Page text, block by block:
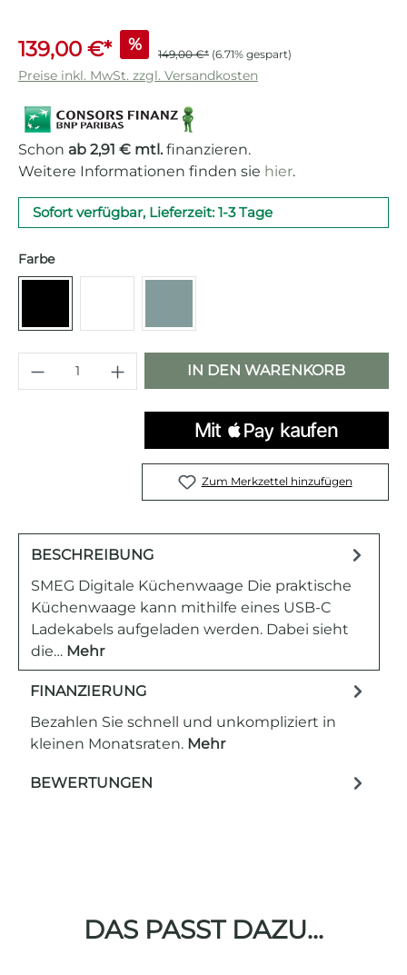
139,00 €* % 149,00 €* (6.71% gespart)
Preise inkl. MwSt. zzgl. Versandkosten
Schon ab 2,91 € mtl. finanzieren.
Weitere Informationen finden sie hier.
Sofort verfügbar, Lieferzeit: 1-3 Tage
Farbeauswählen
Produkt Anzahl: Gib den
IN DEN WARENKORB
Zum Merkzettel hinzufügen
BESCHREIBUNG
SMEG Digitale Küchenwaage Die praktische
Küchenwaage kann mithilfe eines USB-C
Ladekabels aufgeladen werden. Dabei sieht
die… Mehr
FINANZIERUNG
Bezahlen Sie schnell und unkompliziert in
kleinen Monatsraten. Mehr
BEWERTUNGEN
DAS PASST DAZU...